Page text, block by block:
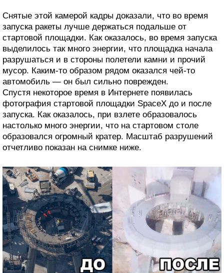
Снятые этой камерой кадры доказали, что во время
запуска ракеты лучше держаться подальше от
стартовой площадки. Как оказалось, во время запуска
выделилось так много энергии, что площадка начала
разрушаться и в стороны полетели камни и прочий
мусор. Каким-то образом рядом оказался чей-то
автомобиль — он был сильно поврежден.
Спустя некоторое время в Интернете появилась
фотография стартовой площадки SpaceX до и после
запуска. Как оказалось, при взлете образовалось
настолько много энергии, что на стартовом столе
образовался огромный кратер. Масштаб разрушений
отчетливо показан на снимке ниже.